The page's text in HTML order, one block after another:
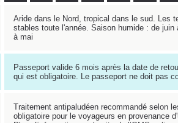
Aride dans le Nord, tropical dans le sud. Les
stables toute l'année. Saison humide : de
à mai
Passeport valide 6 mois après la date de
qui est obligatoire. Le passeport ne doit pas
Traitement antipaludéen recommandé selon
obligatoire pour le voyageurs en provenance